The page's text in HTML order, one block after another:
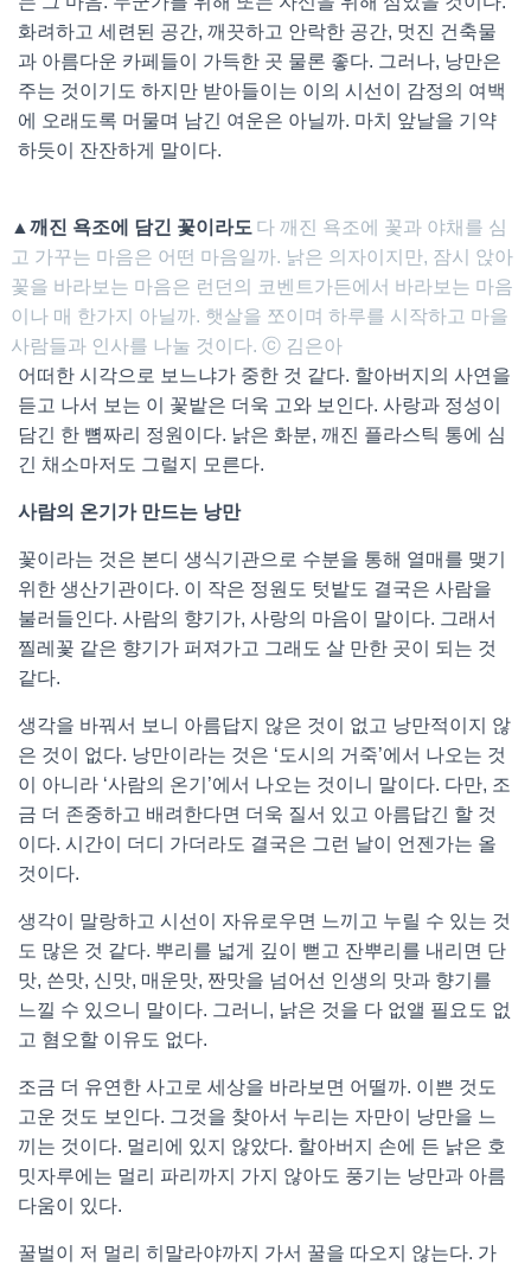
화려하고 세련된 공간, 깨끗하고 안락한 공간, 멋진 건축물
과 아름다운 카페들이 가득한 곳 물론 좋다. 그러나, 낭만은
주는 것이기도 하지만 받아들이는 이의 시선이 감정의 여백
에 오래도록 머물며 남긴 여운은 아닐까. 마치 앞날을 기약
하듯이 잔잔하게 말이다.
▲깨진 욕조에 담긴 꽃이라도 다 깨진 욕조에 꽃과 야채를 심
고 가꾸는 마음은 어떤 마음일까. 낡은 의자이지만, 잠시 앉아
꽃을 바라보는 마음은 런던의 코벤트가든에서 바라보는 마음
이나 매 한가지 아닐까. 햇살을 쪼이며 하루를 시작하고 마을
사람들과 인사를 나눌 것이다. ⓒ 김은아
어떠한 시각으로 보느냐가 중한 것 같다. 할아버지의 사연을
듣고 나서 보는 이 꽃밭은 더욱 고와 보인다. 사랑과 정성이
담긴 한 뼘짜리 정원이다. 낡은 화분, 깨진 플라스틱 통에 심
긴 채소마저도 그럴지 모른다.
사람의 온기가 만드는 낭만
꽃이라는 것은 본디 생식기관으로 수분을 통해 열매를 맺기
위한 생산기관이다. 이 작은 정원도 텃밭도 결국은 사람을
불러들인다. 사람의 향기가, 사랑의 마음이 말이다. 그래서
찔레꽃 같은 향기가 퍼져가고 그래도 살 만한 곳이 되는 것
같다.
생각을 바꿔서 보니 아름답지 않은 것이 없고 낭만적이지 않
은 것이 없다. 낭만이라는 것은 ‘도시의 거죽’에서 나오는 것
이 아니라 ‘사람의 온기’에서 나오는 것이니 말이다. 다만, 조
금 더 존중하고 배려한다면 더욱 질서 있고 아름답긴 할 것
이다. 시간이 더디 가더라도 결국은 그런 날이 언젠가는 올
것이다.
생각이 말랑하고 시선이 자유로우면 느끼고 누릴 수 있는 것
도 많은 것 같다. 뿌리를 넓게 깊이 뻗고 잔뿌리를 내리면 단
맛, 쓴맛, 신맛, 매운맛, 짠맛을 넘어선 인생의 맛과 향기를
느낄 수 있으니 말이다. 그러니, 낡은 것을 다 없앨 필요도 없
고 혐오할 이유도 없다.
조금 더 유연한 사고로 세상을 바라보면 어떨까. 이쁜 것도
고운 것도 보인다. 그것을 찾아서 누리는 자만이 낭만을 느
끼는 것이다. 멀리에 있지 않았다. 할아버지 손에 든 낡은 호
밋자루에는 멀리 파리까지 가지 않아도 풍기는 낭만과 아름
다움이 있다.
꿀벌이 저 멀리 히말라야까지 가서 꿀을 따오지 않는다. 가